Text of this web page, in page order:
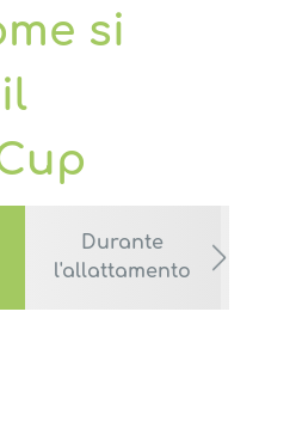
si
Durante
l'allattamento